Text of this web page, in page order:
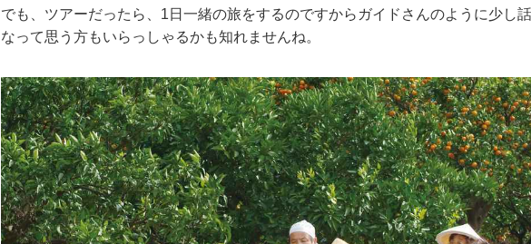
でも、ツアーだったら、1日一緒の旅をするのですからガイドさんのように少し
なって思う方もいらっしゃるかも知れませんね。